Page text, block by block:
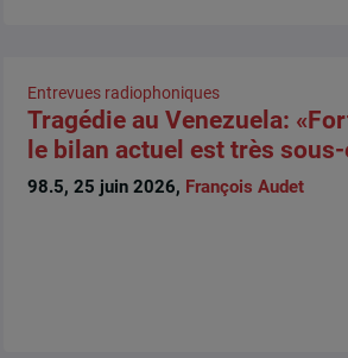
Entrevues radiophoniques
Tragédie au Venezuela:
le bilan actuel est très
98.5, 25 juin 2026, François Audet